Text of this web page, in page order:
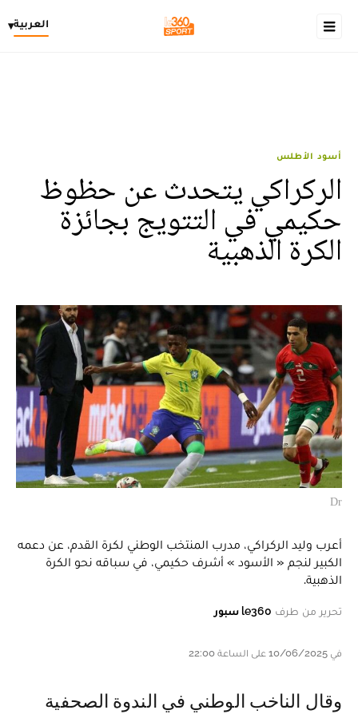
العربية▾
أسود الأطلس
الركراكي يتحدث عن حظوظ
حكيمي في التتويج بجائزة
الكرة الذهبية
Dr
أعرب وليد الركراكي، مدرب المنتخب الوطني لكرة القدم، عن دعمه
الكبير لنجم « الأسود » أشرف حكيمي، في سباقه نحو الكرة
الذهبية.
تحرير من طرف le360 سبور
في 10/06/2025 على الساعة 22:00
وقال الناخب الوطني في الندوة الصحفية